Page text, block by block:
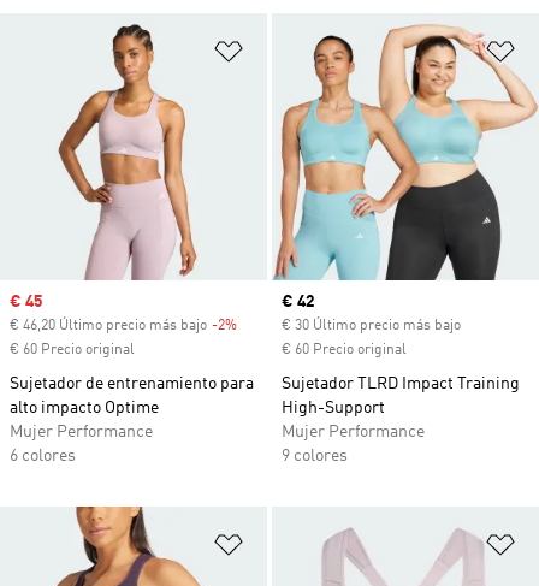
Añadir a la lista de deseos
Precio de venta
€ 45
€ 46,20 Último precio más bajo -2% Descuento
€ 60 Precio original
Sujetador de entrenamiento para
alto impacto Optime
Mujer Performance
6 colores
Precio actual
€ 42
€ 30 Último precio más bajo
€ 60 Precio original
Sujetador TLRD Impact Training
High-Support
Mujer Performance
9 colores
Añadir a la lista de deseos